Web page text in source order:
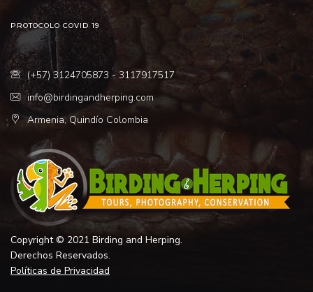
PROTOCOLO COVID 19
(+57) 3124705873 - 3117917517
info@birdingandherping.com
Armenia, Quindío Colombia
Copyright © 2021 Birding and Herping.
Derechos Reservados.
Políticas de Privacidad